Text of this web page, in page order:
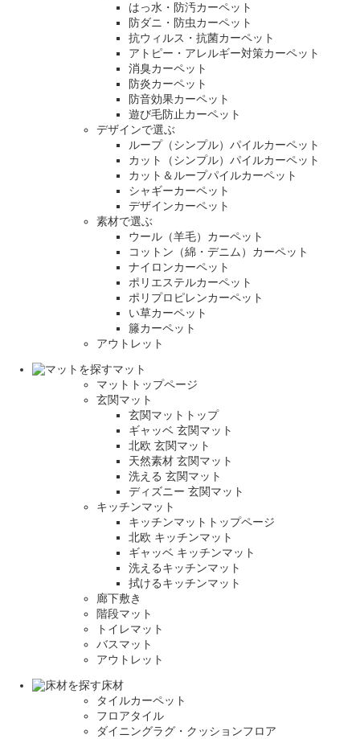
はっ水・防汚カーペット
防ダニ・防虫カーペット
抗ウィルス・抗菌カーペット
アトピー・アレルギー対策カーペット
消臭カーペット
防炎カーペット
防音効果カーペット
遊び毛防止カーペット
デザインで選ぶ
ループ（シンプル）パイルカーペット
カット（シンプル）パイルカーペット
カット＆ループパイルカーペット
シャギーカーペット
デザインカーペット
素材で選ぶ
ウール（羊毛）カーペット
コットン（綿・デニム）カーペット
ナイロンカーペット
ポリエステルカーペット
ポリプロピレンカーペット
い草カーペット
籐カーペット
アウトレット
マット
マットトップページ
玄関マット
玄関マットトップ
ギャッベ 玄関マット
北欧 玄関マット
天然素材 玄関マット
洗える 玄関マット
ディズニー 玄関マット
キッチンマット
キッチンマットトップページ
北欧 キッチンマット
ギャッベ キッチンマット
洗えるキッチンマット
拭けるキッチンマット
廊下敷き
階段マット
トイレマット
バスマット
アウトレット
床材
タイルカーペット
フロアタイル
ダイニングラグ・クッションフロア